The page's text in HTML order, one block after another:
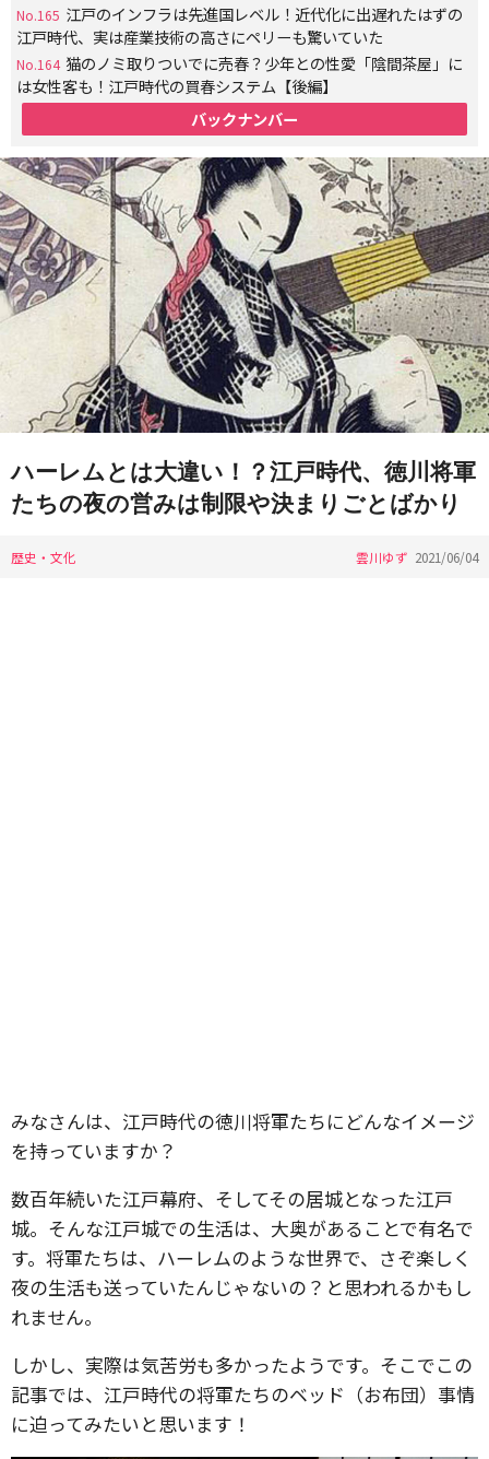
No.165 江戸のインフラは先進国レベル！近代化に出遅れたはずの
江戸時代、実は産業技術の高さにペリーも驚いていた
No.164 猫のノミ取りついでに売春？少年との性愛「陰間茶屋」に
は女性客も！江戸時代の買春システム【後編】
バックナンバー
ハーレムとは大違い！？江戸時代、徳川将軍
たちの夜の営みは制限や決まりごとばかり
歴史・文化 雲川ゆず 2021/06/04
みなさんは、江戸時代の徳川将軍たちにどんなイメージ
を持っていますか？
数百年続いた江戸幕府、そしてその居城となった江戸
城。そんな江戸城での生活は、大奥があることで有名で
す。将軍たちは、ハーレムのような世界で、さぞ楽しく
夜の生活も送っていたんじゃないの？と思われるかもし
れません。
しかし、実際は気苦労も多かったようです。そこでこの
記事では、江戸時代の将軍たちのベッド（お布団）事情
に迫ってみたいと思います！